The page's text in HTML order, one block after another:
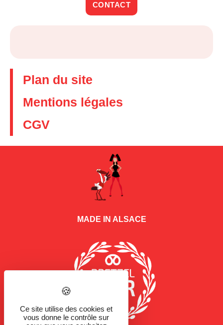
CONTACT
Plan du site
Mentions légales
CGV
MADE IN ALSACE
Ce site utilise des cookies et
vous donne le contrôle sur